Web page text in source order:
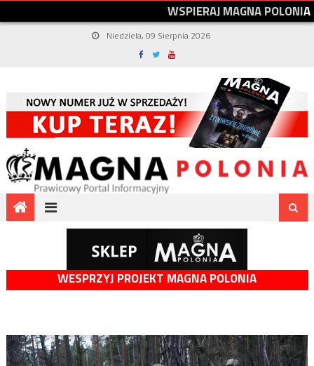
WSPIERAJMAGNAPOLONIA
Niedziela, 09 Sierpnia 2026
WESPRZYJ PROJEKT MAGNA POLONIA